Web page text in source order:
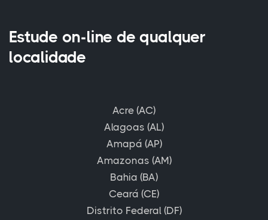
Estude on-line de qualquer
localidade
Acre (AC)
Alagoas (AL)
Amapá (AP)
Amazonas (AM)
Bahia (BA)
Ceará (CE)
Distrito Federal (DF)